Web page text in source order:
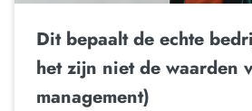
Dit bepaalt de echte
het zijn niet de waarden
management)